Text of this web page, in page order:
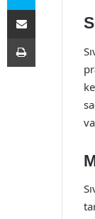
E-Posta ile paylaş